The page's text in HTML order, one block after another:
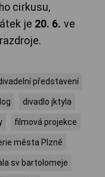
cirkusu,
je 20. 6. ve
představení
divadlo jktyla
filmová projekce
města Plzně
sv bartolomeje